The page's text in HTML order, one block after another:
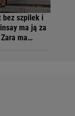
bez szpilek i
ma ją za
ma